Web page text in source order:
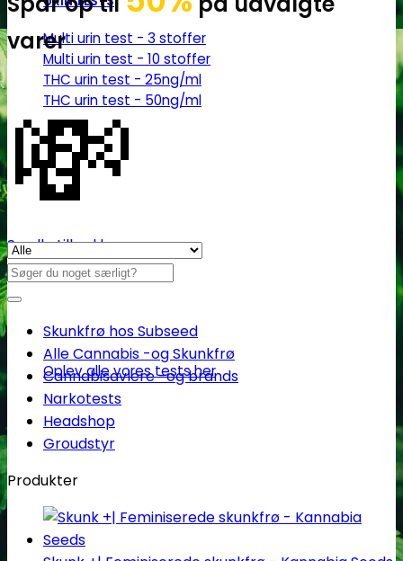
Multi urin test - 3 stoffer
Multi urin test - 10 stoffer
THC urin test - 25ng/ml
THC urin test - 50ng/ml
Oplev alle vores tests her
varer
💸
Se alle tilbud her
Søg
efter:
Skunkfrø hos Subseed
Alle Cannabis -og Skunkfrø
Cannabisavlere -og brands
Narkotests
Headshop
Groudstyr
Produkter